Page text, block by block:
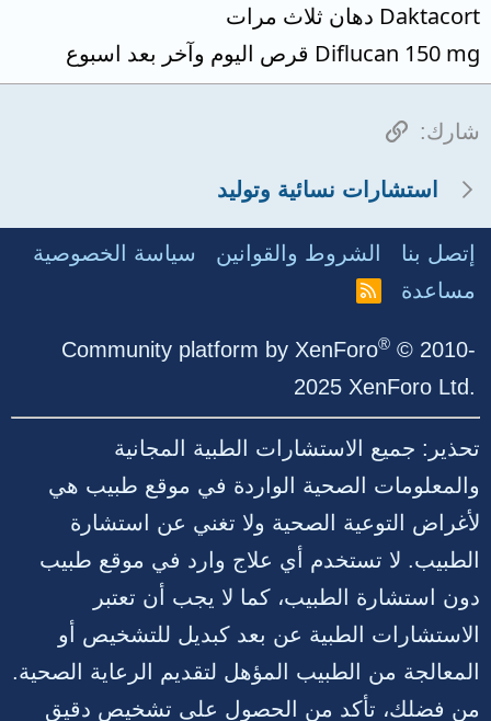
Daktacort دهان ثلاث مرات
Diflucan 150 mg قرص اليوم وآخر بعد اسبوع
شارك: الرابط
استشارات نسائية وتوليد
إتصل بنا الشروط والقوانين
سياسة الخصوصية
مساعدة
R
Community platform by XenForo® © 2010-
2025 XenForo Ltd.
تحذير: جميع الاستشارات الطبية المجانية
والمعلومات الصحية الواردة في موقع طبيب هي
لأغراض التوعية الصحية ولا تغني عن استشارة
الطبيب. لا تستخدم أي علاج وارد في موقع طبيب
دون استشارة الطبيب، كما لا يجب أن تعتبر
الاستشارات الطبية عن بعد كبديل للتشخيص أو
المعالجة من الطبيب المؤهل لتقديم الرعاية الصحية.
من فضلك، تأكد من الحصول على تشخيص دقيق